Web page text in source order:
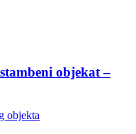
objekat –
objekta